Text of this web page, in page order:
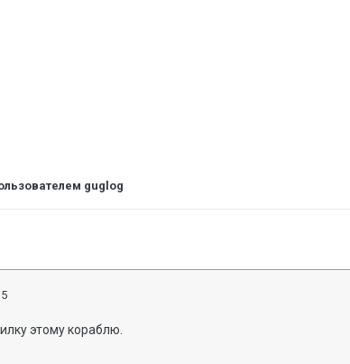
guglog
этому кораблю.